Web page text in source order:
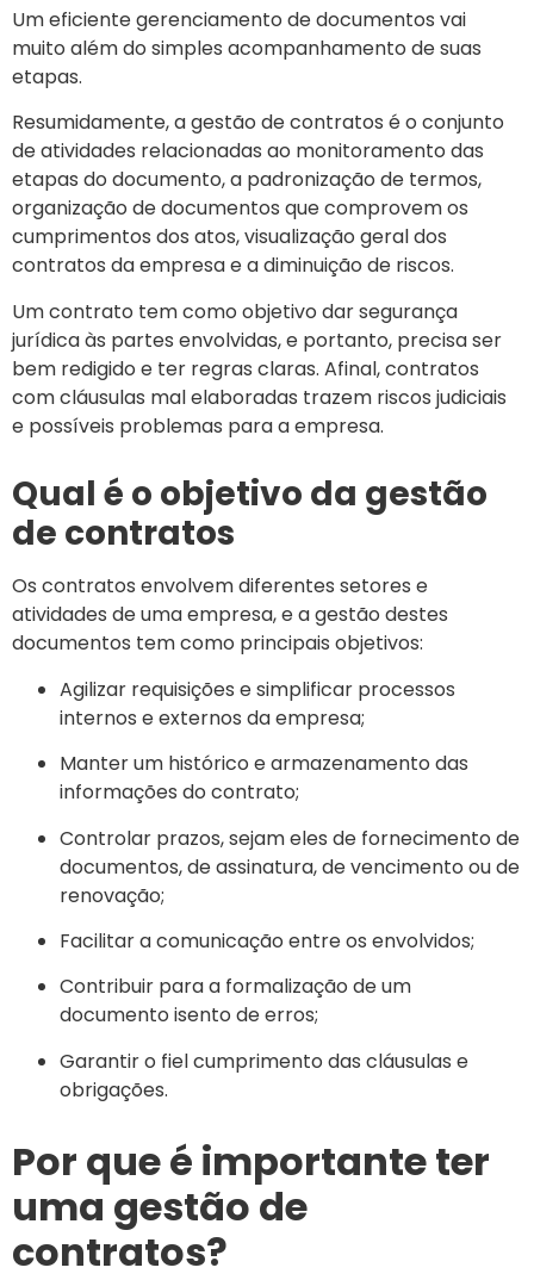
Um eficiente gerenciamento de documentos vai
muito além do simples acompanhamento de suas
etapas.
Resumidamente, a gestão de contratos é o conjunto
de atividades relacionadas ao monitoramento das
etapas do documento, a padronização de termos,
organização de documentos que comprovem os
cumprimentos dos atos, visualização geral dos
contratos da empresa e a diminuição de riscos.
Um contrato tem como objetivo dar segurança
jurídica às partes envolvidas, e portanto, precisa ser
bem redigido e ter regras claras. Afinal, contratos
com cláusulas mal elaboradas trazem riscos judiciais
e possíveis problemas para a empresa.
Qual é o objetivo da gestão
de contratos
Os contratos envolvem diferentes setores e
atividades de uma empresa, e a gestão destes
documentos tem como principais objetivos:
Agilizar requisições e simplificar processos
internos e externos da empresa;
Manter um histórico e armazenamento das
informações do contrato;
Controlar prazos, sejam eles de fornecimento de
documentos, de assinatura, de vencimento ou de
renovação;
Facilitar a comunicação entre os envolvidos;
Contribuir para a formalização de um
documento isento de erros;
Garantir o fiel cumprimento das cláusulas e
obrigações.
Por que é importante ter
uma gestão de
contratos?